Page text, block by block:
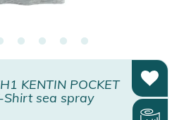
KENTIN POCKET
Shirt sea spray